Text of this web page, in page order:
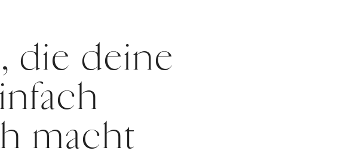
die deine
macht